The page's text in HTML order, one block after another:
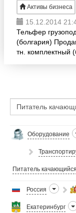
Активы бизнеса
15.12.2014
Тельфер
(болгария)
тн. комплектный
Оборудование
Питатель качающийся
Россия
Екатеринбург